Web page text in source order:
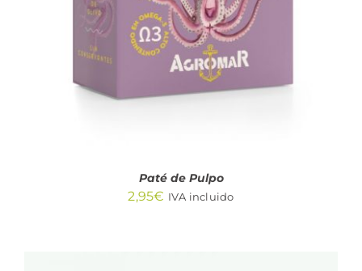
Paté de Pulpo
2,95€ IVA incluido